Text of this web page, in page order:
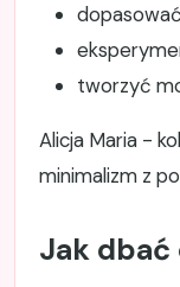
tworzyć
Alicja Maria -
minimalizm z
Jak